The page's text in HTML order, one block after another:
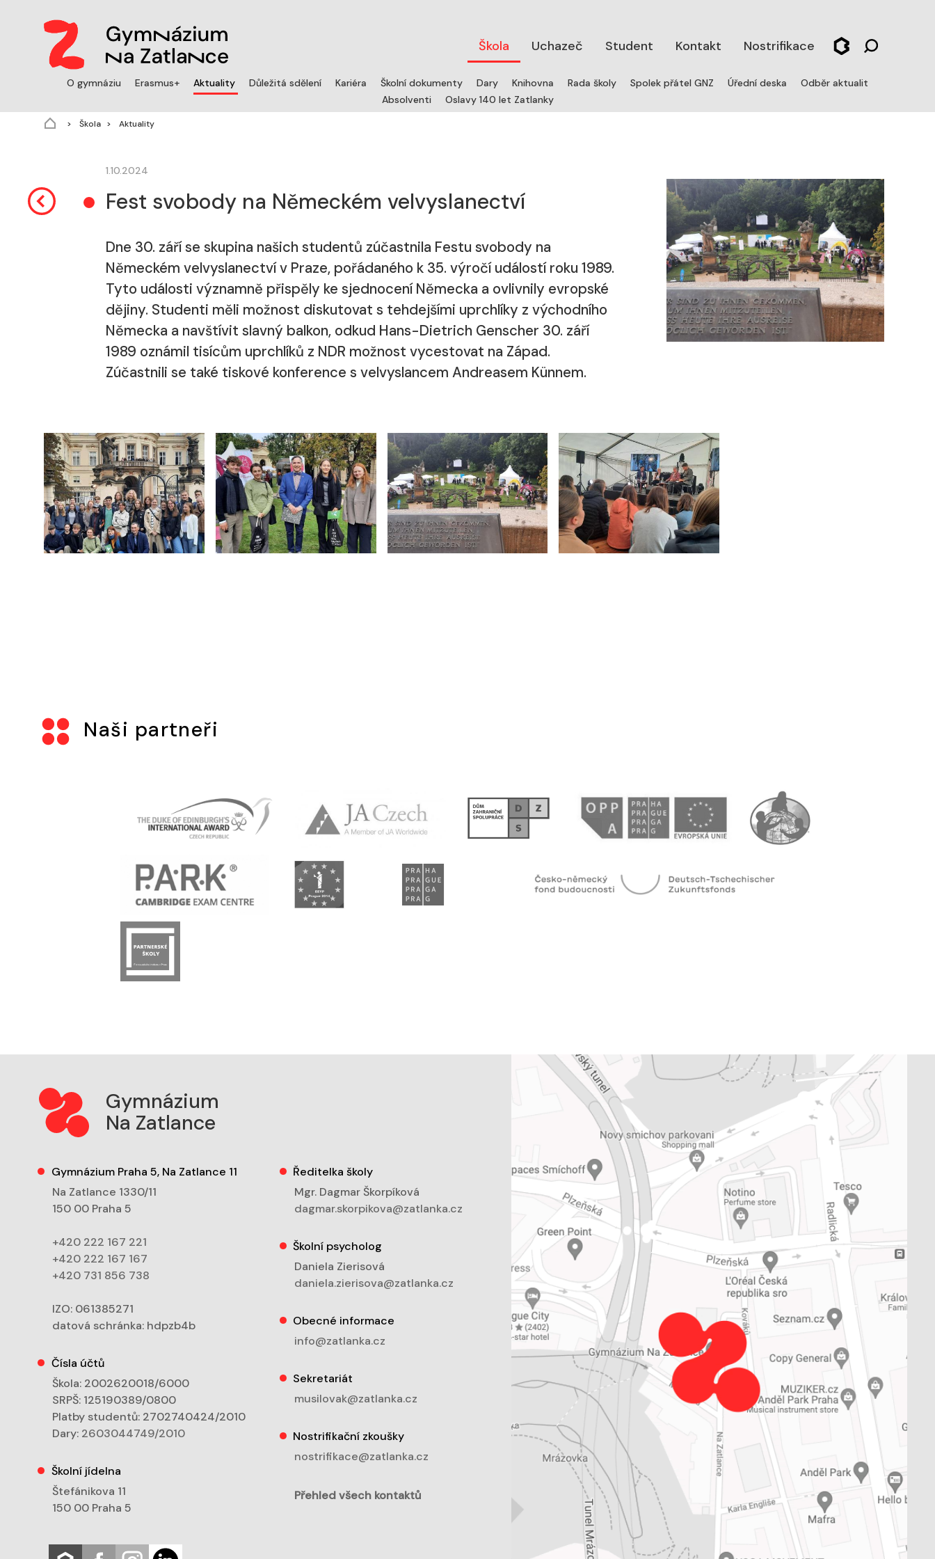
Škola Uchazeč Student Kontakt Nostrifikace
O gymnáziu Erasmus+ Aktuality (aktuální)
Důležitá sdělení Kariéra Školní dokumenty Dary Knihovna Rada školy Spolek přátel GNZ Úřední deska
Odběr aktualit
Absolventi
Oslavy 140 let Zatlanky
Škola Aktuality
1.10.2024
Fest svobody na Německém velvyslanectví
Dne 30. září se skupina našich studentů zúčastnila Festu svobody na
Německém velvyslanectví v Praze, pořádaného k 35. výročí událostí roku 1989.
Tyto události významně přispěly ke sjednocení Německa a ovlivnily evropské
dějiny. Studenti měli možnost diskutovat s tehdejšími uprchlíky z východního
Německa a navštívit slavný balkon, odkud Hans-Dietrich Genscher 30. září
1989 oznámil tisícům uprchlíků z NDR možnost vycestovat na Západ.
Zúčastnili se také tiskové konference s velvyslancem Andreasem Künnem.
Naši partneři
Gymnázium
Na Zatlance
Gymnázium Praha 5, Na Zatlance 11
Na Zatlance 1330/11
150 00 Praha 5
+420 222 167 221
+420 222 167 167
+420 731 856 738
IZO: 061385271
datová schránka: hdpzb4b
Čísla účtů
Škola: 2002620018/6000
SRPŠ: 125190389/0800
Platby studentů: 2702740424/2010
Dary: 2603044749/2010
Školní jídelna
Štefánikova 11
150 00 Praha 5
Ředitelka školy
Mgr. Dagmar Škorpíková
dagmar.skorpikova@zatlanka.cz
Školní psycholog
Daniela Zierisová
daniela.zierisova@zatlanka.cz
Obecné informace
info@zatlanka.cz
Sekretariát
musilovak@zatlanka.cz
Nostrifikační zkoušky
nostrifikace@zatlanka.cz
Přehled všech kontaktů